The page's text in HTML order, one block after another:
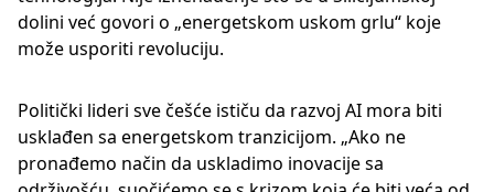
dolini već govori o „energetskom uskom grlu“ koje
može usporiti revoluciju.
Politički lideri sve češće ističu da razvoj AI mora biti
usklađen sa energetskom tranzicijom. „Ako ne
pronađemo način da uskladimo inovacije sa